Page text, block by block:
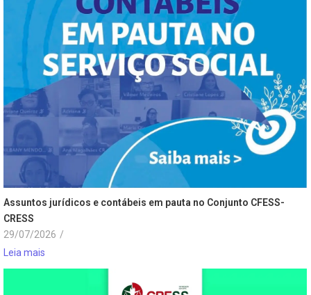
Assuntos jurídicos e contábeis em pauta no Conjunto CFESS-
CRESS
29/07/2026 /
Leia mais